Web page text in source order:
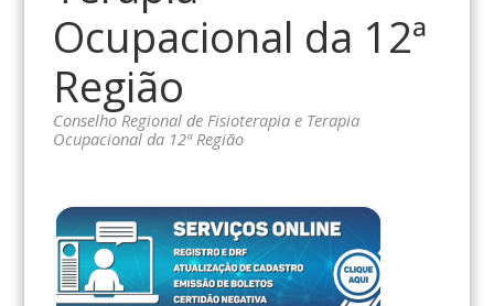
Ocupacional da 12ª
Região
Conselho Regional de Fisioterapia e Terapia
Ocupacional da 12ª Região